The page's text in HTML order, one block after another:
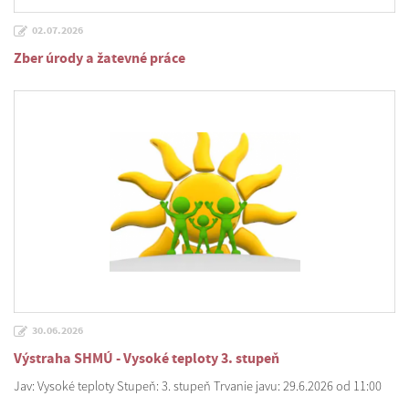
02.07.2026
Zber úrody a žatevné práce
30.06.2026
Výstraha SHMÚ - Vysoké teploty 3. stupeň
Jav: Vysoké teploty Stupeň: 3. stupeň Trvanie javu: 29.6.2026 od 11:00